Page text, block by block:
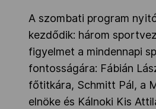
A szombati program
kezdődik: három
figyelmet a mindennapi
fontosságára: Fábián
főtitkára, Schmitt Pál, a
elnöke és Kálnoki Kis